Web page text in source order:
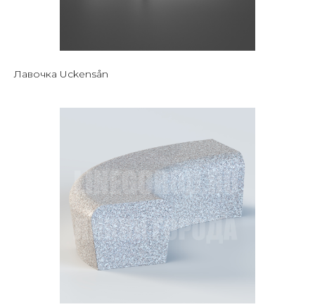
Лавочка Uckensån